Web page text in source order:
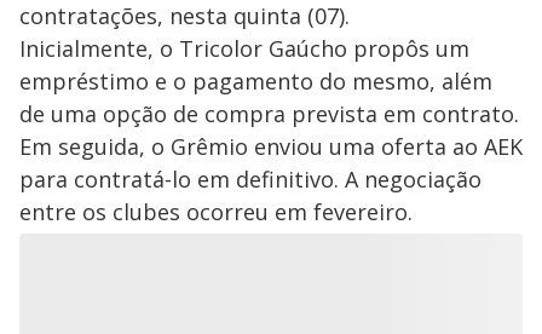
contratações, nesta quinta (07).
Inicialmente, o Tricolor Gaúcho propôs um
empréstimo e o pagamento do mesmo, além
de uma opção de compra prevista em contrato.
Em seguida, o Grêmio enviou uma oferta ao AEK
para contratá-lo em definitivo. A negociação
entre os clubes ocorreu em fevereiro.